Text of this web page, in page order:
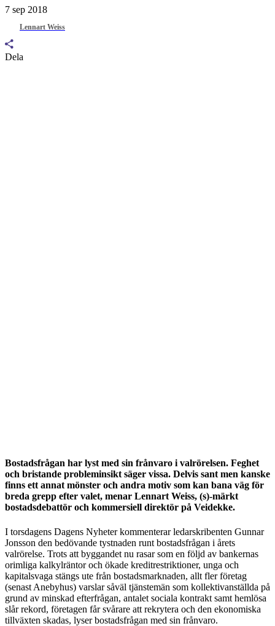
7 sep 2018
Lennart Weiss
Dela
Bostadsfrågan har lyst med sin frånvaro i valrörelsen. Feghet
och bristande probleminsikt säger vissa. Delvis sant men kanske
finns ett annat mönster och andra motiv som kan bana väg för
breda grepp efter valet, menar Lennart Weiss, (s)-märkt
bostadsdebattör och kommersiell direktör på Veidekke.
I torsdagens Dagens Nyheter kommenterar ledarskribenten Gunnar
Jonsson den bedövande tystnaden runt bostadsfrågan i årets
valrörelse. Trots att byggandet nu rasar som en följd av bankernas
orimliga kalkylräntor och ökade kreditrestriktioner, unga och
kapitalsvaga stängs ute från bostadsmarknaden, allt fler företag
(senast Anebyhus) varslar såväl tjänstemän som kollektivanställda på
grund av minskad efterfrågan, antalet sociala kontrakt samt hemlösa
slår rekord, företagen får svårare att rekrytera och den ekonomiska
tillväxten skadas, lyser bostadsfrågan med sin frånvaro.